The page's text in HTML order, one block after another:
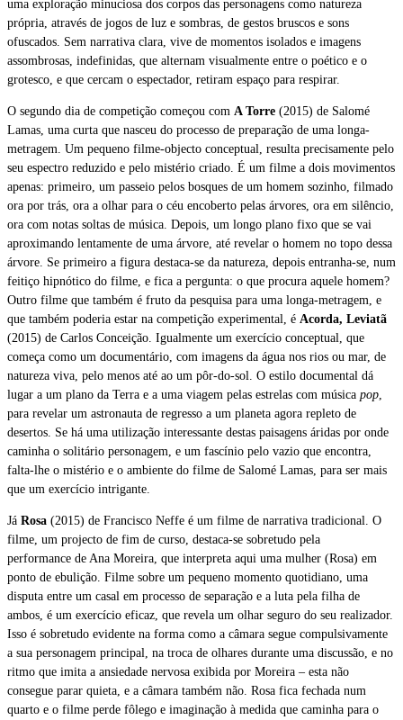
uma exploração minuciosa dos corpos das personagens como natureza
própria, através de jogos de luz e sombras, de gestos bruscos e sons
ofuscados. Sem narrativa clara, vive de momentos isolados e imagens
assombrosas, indefinidas, que alternam visualmente entre o poético e o
grotesco, e que cercam o espectador, retiram espaço para respirar.
O segundo dia de competição começou com A Torre (2015) de Salomé
Lamas, uma curta que nasceu do processo de preparação de uma longa-
metragem. Um pequeno filme-objecto conceptual, resulta precisamente pelo
seu espectro reduzido e pelo mistério criado. É um filme a dois movimentos
apenas: primeiro, um passeio pelos bosques de um homem sozinho, filmado
ora por trás, ora a olhar para o céu encoberto pelas árvores, ora em silêncio,
ora com notas soltas de música. Depois, um longo plano fixo que se vai
aproximando lentamente de uma árvore, até revelar o homem no topo dessa
árvore. Se primeiro a figura destaca-se da natureza, depois entranha-se, num
feitiço hipnótico do filme, e fica a pergunta: o que procura aquele homem?
Outro filme que também é fruto da pesquisa para uma longa-metragem, e
que também poderia estar na competição experimental, é Acorda, Leviatã
(2015) de Carlos Conceição. Igualmente um exercício conceptual, que
começa como um documentário, com imagens da água nos rios ou mar, de
natureza viva, pelo menos até ao um pôr-do-sol. O estilo documental dá
lugar a um plano da Terra e a uma viagem pelas estrelas com música pop
para revelar um astronauta de regresso a um planeta agora repleto de
desertos. Se há uma utilização interessante destas paisagens áridas por onde
caminha o solitário personagem, e um fascínio pelo vazio que encontra,
falta-lhe o mistério e o ambiente do filme de Salomé Lamas, para ser mais
que um exercício intrigante.
Já Rosa (2015) de Francisco Neffe é um filme de narrativa tradicional. O
filme, um projecto de fim de curso, destaca-se sobretudo pela
performance de Ana Moreira, que interpreta aqui uma mulher (Rosa) em
ponto de ebulição. Filme sobre um pequeno momento quotidiano, uma
disputa entre um casal em processo de separação e a luta pela filha de
ambos, é um exercício eficaz, que revela um olhar seguro do seu realizador.
Isso é sobretudo evidente na forma como a câmara segue compulsivamente
a sua personagem principal, na troca de olhares durante uma discussão, e no
ritmo que imita a ansiedade nervosa exibida por Moreira – esta não
consegue parar quieta, e a câmara também não. Rosa fica fechada num
quarto e o filme perde fôlego e imaginação à medida que caminha para o